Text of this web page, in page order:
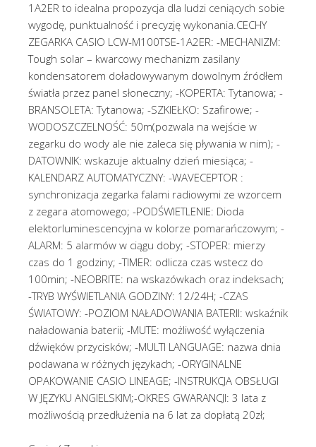
1A2ER to idealna propozycja dla ludzi ceniących sobie
wygodę, punktualność i precyzję wykonania.CECHY
ZEGARKA CASIO LCW-M100TSE-1A2ER: -MECHANIZM:
Tough solar – kwarcowy mechanizm zasilany
kondensatorem doładowywanym dowolnym źródłem
światła przez panel słoneczny; -KOPERTA: Tytanowa; -
BRANSOLETA: Tytanowa; -SZKIEŁKO: Szafirowe; -
WODOSZCZELNOŚĆ: 50m(pozwala na wejście w
zegarku do wody ale nie zaleca się pływania w nim); -
DATOWNIK: wskazuje aktualny dzień miesiąca; -
KALENDARZ AUTOMATYCZNY: -WAVECEPTOR :
synchronizacja zegarka falami radiowymi ze wzorcem
z zegara atomowego; -PODŚWIETLENIE: Dioda
elektorluminescencyjna w kolorze pomarańczowym; -
ALARM: 5 alarmów w ciągu doby; -STOPER: mierzy
czas do 1 godziny; -TIMER: odlicza czas wstecz do
100min; -NEOBRITE: na wskazówkach oraz indeksach;
-TRYB WYŚWIETLANIA GODZINY: 12/24H; -CZAS
ŚWIATOWY: -POZIOM NAŁADOWANIA BATERII: wskaźnik
naładowania baterii; -MUTE: możliwość wyłączenia
dźwięków przycisków; -MULTI LANGUAGE: nazwa dnia
podawana w różnych językach; -ORYGINALNE
OPAKOWANIE CASIO LINEAGE; -INSTRUKCJA OBSŁUGI
W JĘZYKU ANGIELSKIM;-OKRES GWARANCJI: 3 lata z
możliwością przedłużenia na 6 lat za dopłatą 20zł;